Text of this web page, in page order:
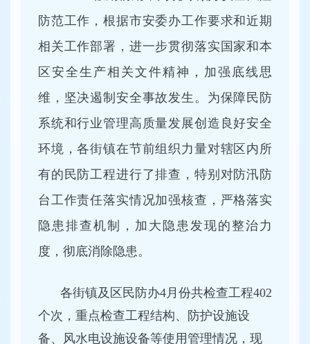
防范工作，根据市安委办工作要求和近期
相关工作部署，进一步贯彻落实国家和本
区安全生产相关文件精神，加强底线思
维，坚决遏制安全事故发生。为保障民防
系统和行业管理高质量发展创造良好安全
环境，各街镇在节前组织力量对辖区内所
有的民防工程进行了排查，特别对防汛防
台工作责任落实情况加强核查，严格落实
隐患排查机制，加大隐患发现的整治力
度，彻底消除隐患。
各街镇及区民防办4月份共检查工程402
个次，重点检查工程结构、防护设施设
备、风水电设施设备等使用管理情况，现